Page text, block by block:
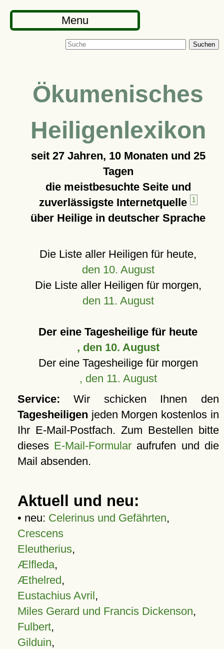
Menu
Suchen
Ökumenisches
Heiligenlexikon
seit 27 Jahren, 10 Monaten und 25
Tagen
die meistbesuchte Seite und
zuverlässigste Internetquelle
1
über Heilige in deutscher Sprache
Die Liste aller Heiligen für heute,
den 10. August
Die Liste aller Heiligen für morgen,
den 11. August
Der eine Tagesheilige für heute
, den 10. August
Der eine Tagesheilige für morgen
, den 11. August
Service: Wir schicken Ihnen den
Tagesheiligen jeden Morgen kostenlos in
Ihr E-Mail-Postfach. Zum Bestellen bitte
dieses E-Mail-Formular aufrufen und die
Mail absenden.
Aktuell und neu:
• neu: Celerinus und Gefährten,
Crescens
Eleutherius,
Ælfleda,
Æthelred,
Eustachius Avril,
Miles Gerard und Francis Dickenson,
Fulbert,
Gilduin,